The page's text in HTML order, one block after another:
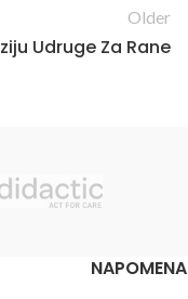
Older
Udruge Za Rane
NAPOMENA